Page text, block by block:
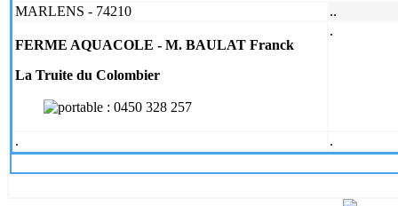
MARLENS - 74210
..
FERME AQUACOLE - M. BAULAT Franck
La Truite du Colombier
: 0450 328 257
.
. .